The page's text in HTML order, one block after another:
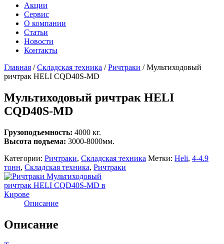
Акции
Сервис
О компании
Статьи
Новости
Контакты
Главная /Складская техника /Ричтраки /Мультиходовый
ричтрак HELI CQD40S-MD
Мультиходовый ричтрак HELI
CQD40S-MD
Грузоподъемность: 4000 кг.
Высота подъема: 3000-8000мм.
Категории: Ричтраки, Складская техника Метки: Heli, 4-4.9
тонн, Складская техника, Ричтраки
Описание
Описание